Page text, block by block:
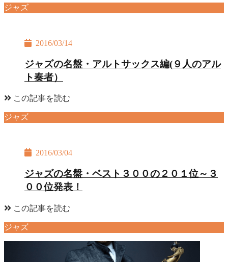
ジャズ
2016/03/14
ジャズの名盤・アルトサックス編(９人のアル
ト奏者）
この記事を読む
ジャズ
2016/03/04
ジャズの名盤・ベスト３００の２０１位～３
００位発表！
この記事を読む
ジャズ